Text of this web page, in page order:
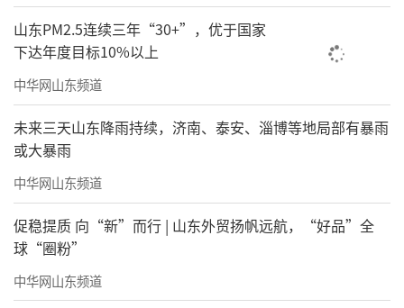
我们都希望
天下人，一生盈康
山东PM2.5连续三年“30+”，优于国家
下达年度目标10%以上
中华网山东频道
未来三天山东降雨持续，济南、泰安、淄博等地局部有暴雨
或大暴雨
中华网山东频道
促稳提质 向“新”而行 | 山东外贸扬帆远航，“好品”全
球“圈粉”
中华网山东频道